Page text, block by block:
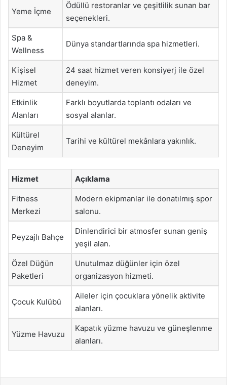
Yeme İçme
Ödüllü restoranlar ve çeşitlilik sunan bar
seçenekleri.
Spa &
Wellness
Dünya standartlarında spa hizmetleri.
Kişisel
Hizmet
24 saat hizmet veren konsiyerj ile özel
deneyim.
Etkinlik
Alanları
Farklı boyutlarda toplantı odaları ve
sosyal alanlar.
Kültürel
Deneyim
Tarihi ve kültürel mekânlara yakınlık.
Hizmet Açıklama
Fitness
Merkezi
Modern ekipmanlar ile donatılmış spor
salonu.
Peyzajlı Bahçe
Dinlendirici bir atmosfer sunan geniş
yeşil alan.
Özel Düğün
Paketleri
Unutulmaz düğünler için özel
organizasyon hizmeti.
Çocuk Kulübü
Aileler için çocuklara yönelik aktivite
alanları.
Yüzme Havuzu
Kapatık yüzme havuzu ve güneşlenme
alanları.